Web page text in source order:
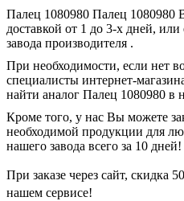
Палец 1080980 Палец 1080980
доставкой от 1 до 3-х дней,
завода производителя .
При необходимости, если нет
специалисты интернет-
найти аналог Палец 1080980 в
Кроме того, у нас Вы можете
необходимой продукции для
нашего завода всего за 10 дней!
При заказе через сайт, скидка
нашем сервисе!